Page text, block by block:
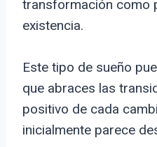
transformación como
existencia.
Este tipo de sueño
que abraces las
positivo de cada
inicialmente parece